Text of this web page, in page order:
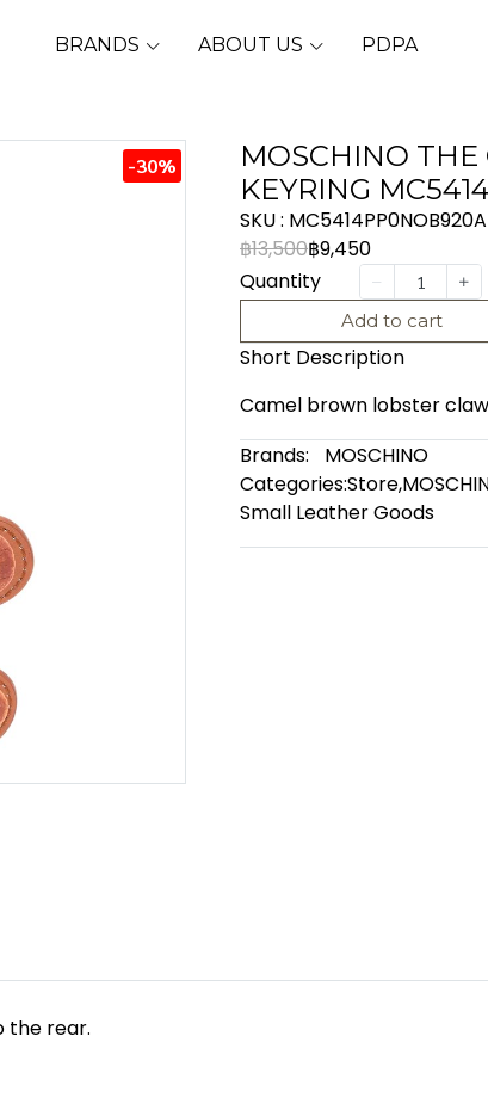
BRANDS ABOUT US PDPA
-30%
MOSCHINO THE
KEYRING
SKU : MC5414PP0NOB920A
฿13,500฿9,450
Quantity
Add to cart
Short Description
Camel brown lobster
Brands:
MOSCHINO
Categories:Store,
Small Leather Goods
the rear.